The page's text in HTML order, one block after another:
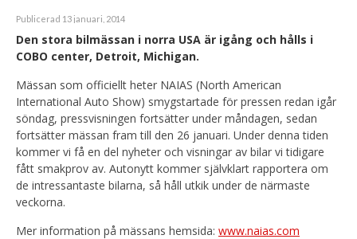
Publicerad 13 januari, 2014
Den stora bilmässan i norra USA är igång och hålls i
COBO center, Detroit, Michigan.
Mässan som officiellt heter NAIAS (North American
International Auto Show) smygstartade för pressen redan igår
söndag, pressvisningen fortsätter under måndagen, sedan
fortsätter mässan fram till den 26 januari. Under denna tiden
kommer vi få en del nyheter och visningar av bilar vi tidigare
fått smakprov av. Autonytt kommer självklart rapportera om
de intressantaste bilarna, så håll utkik under de närmaste
veckorna.
Mer information på mässans hemsida: www.naias.com